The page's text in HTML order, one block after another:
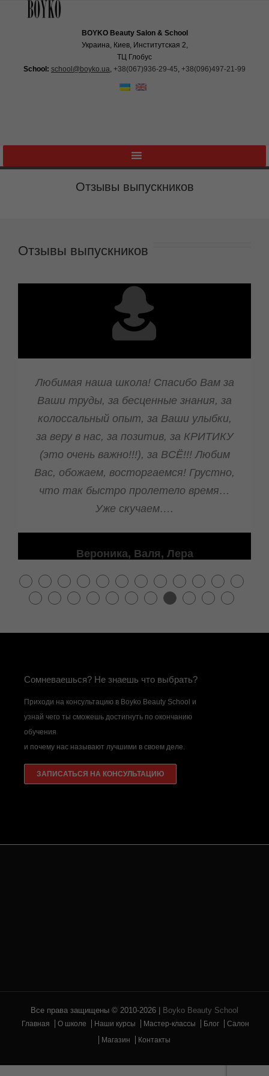
BOYKO Beauty Salon & School
Украина, Киев, Институтская 2,
ТЦ Глобус
School: school@boyko.ua,+38(067)936‑29‑45,+38(096)497‑21‑99
Отзывы выпускников
Отзывы выпускников
Любимая наша школа! Спасибо Вам
за Ваши труды, за бесценные
знания, за колоссальный опыт, за
Ваши улыбки, за веру в нас, за
позитив, за КРИТИКУ (это очень
важно!!!), за ВСЁ!!! Любим Вас,
обожаем, восторгаемся! Грустно,
что так быстро пролетело время…
Вероника, Валя, Лера
Сомневаешься? Не знаешь что выбрать?
Приходи на консультацию в Boyko Beauty School и
узнай чего ты сможешь достигнуть по окончанию
обучения
и почему нас называют лучшими в своем деле.
Все права защищены © 2010-2026 |Boyko Beauty School